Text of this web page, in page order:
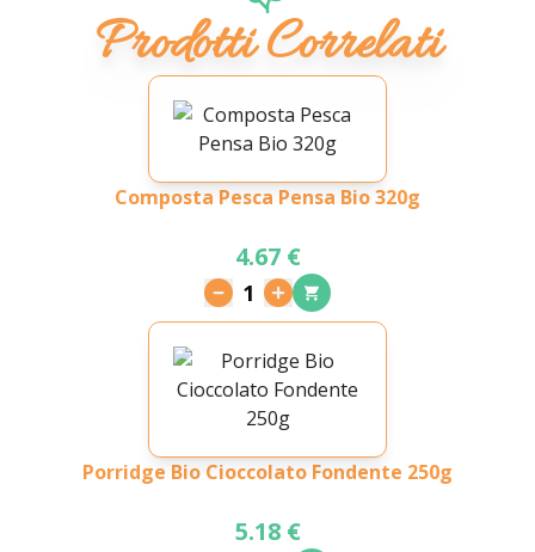
Prodotti Correlati
Composta Pesca Pensa Bio 320g
4.67 €
1
Porridge Bio Cioccolato Fondente 250g
5.18 €